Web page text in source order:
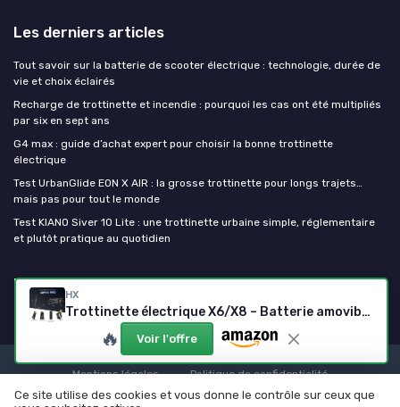
HX
Trottinette électrique X6/X8 – Batterie amovible, 350/500W
🔥 Voir l'offre
Les derniers articles
Tout savoir sur la batterie de scooter électrique : technologie, durée de
vie et choix éclairés
Recharge de trottinette et incendie : pourquoi les cas ont été multipliés
par six en sept ans
G4 max : guide d’achat expert pour choisir la bonne trottinette
électrique
Test UrbanGlide EON X AIR : la grosse trottinette pour longs trajets…
mais pas pour tout le monde
Test KIANO Siver 10 Lite : une trottinette urbaine simple, réglementaire
et plutôt pratique au quotidien
Ma trottinette electrique
Mentions légales
Politique de confidentialité
© Ma trottinette electrique 2026
Ce site utilise des cookies et vous donne le contrôle sur ceux que